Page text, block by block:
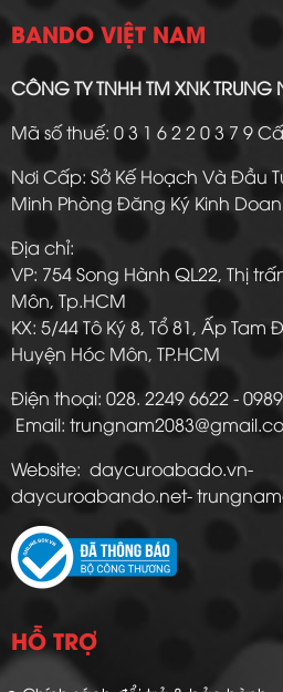
BANDO VIỆT NAM
CÔNG TY TNHH TM XNK TRUNG
Mã số thuế: 0 3 1 6 2 2 0 3 7 9
Nơi Cấp: Sở Kế Hoạch Và Đầu
Minh Phòng Đăng Ký Kinh
Địa chỉ:
VP: 754 Song Hành QL22, Thị
Môn, Tp.HCM
KX: 5/44 Tô Ký 8, Tổ 81, Ấp Tam
Huyện Hóc Môn, TP.HCM
Điện thoại: 028. 2249
Email:
Website: daycuroabado.vn-
daycuroabando.net-
HỖ TRỢ